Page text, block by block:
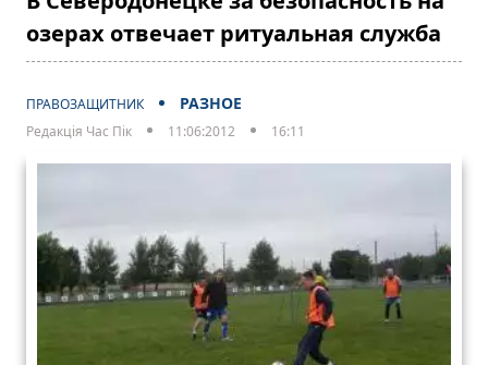
озерах отвечает ритуальная служба
ПРАВОЗАЩИТНИК РАЗНОЕ
Редакція Час Пік 11:06:2012 16:11